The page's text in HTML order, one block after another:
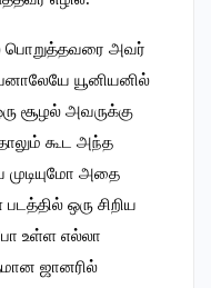
பொறுத்தவரை அவர்
யூனியனில்
சூழல் அவருக்கு
கூட அந்த
அதை
ஒரு சிறிய
உள்ள எல்லா
ஜானரில்